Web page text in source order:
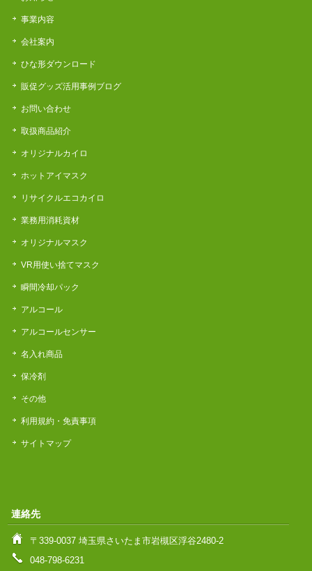
事業内容
会社案内
ひな形ダウンロード
販促グッズ活用事例ブログ
お問い合わせ
取扱商品紹介
オリジナルカイロ
ホットアイマスク
リサイクルエコカイロ
業務用消耗資材
オリジナルマスク
VR用使い捨てマスク
瞬間冷却パック
アルコール
アルコールセンサー
名入れ商品
保冷剤
その他
利用規約・免責事項
サイトマップ
連絡先
〒339-0037 埼玉県さいたま市岩槻区浮谷2480-2
048-798-6231